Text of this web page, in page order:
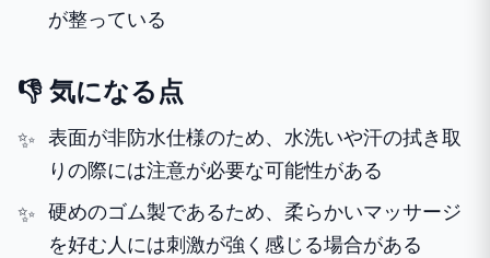
が整っている
👎 気になる点
表面が非防水仕様のため、水洗いや汗の拭き取
りの際には注意が必要な可能性がある
硬めのゴム製であるため、柔らかいマッサージ
を好む人には刺激が強く感じる場合がある